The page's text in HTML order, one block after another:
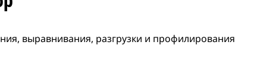
выравнивания, разгрузки и профилирования